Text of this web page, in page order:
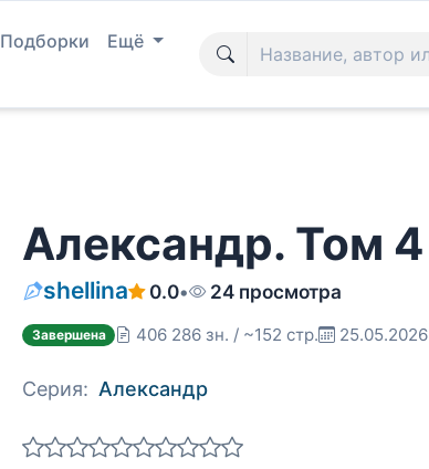
Подборки Ещё
Александр. Том 4
shellina 0.0• 24 просмотра
Завершена 406 286 зн. / ~152 стр. 25.05.2026
Серия: Александр